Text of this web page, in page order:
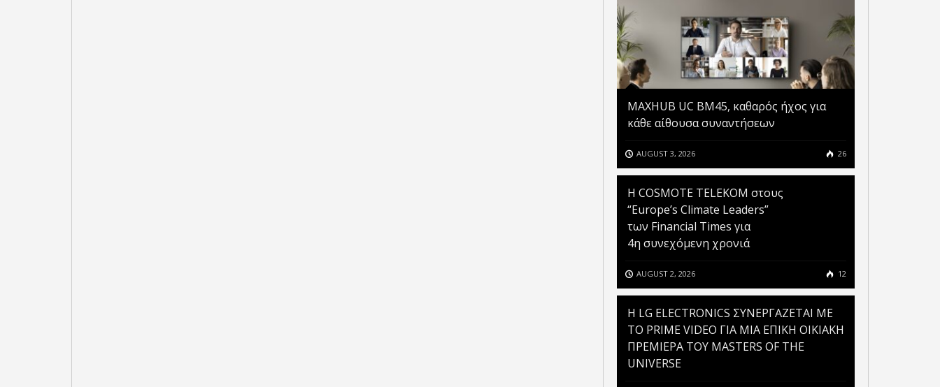
MAXHUB UC BM45, καθαρός ήχος για
κάθε αίθουσα συναντήσεων
AUGUST 3, 2026 26
Η COSMOTE TELEKOM στους
“Europe’s Climate Leaders”
των Financial Times για
4η συνεχόμενη χρονιά
AUGUST 2, 2026 12
H LG ELECTRONICS ΣΥΝΕΡΓΑΖΕΤΑΙ ΜΕ
ΤΟ PRIME VIDEO ΓΙΑ ΜΙΑ ΕΠΙΚΗ ΟΙΚΙΑΚΗ
ΠΡΕΜΙΕΡΑ ΤΟΥ MASTERS OF THE
UNIVERSE